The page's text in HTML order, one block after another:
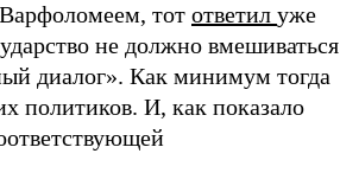
тот ответил уже
не должно вмешиваться
диалог». Как минимум тогда
политиков. И, как показало